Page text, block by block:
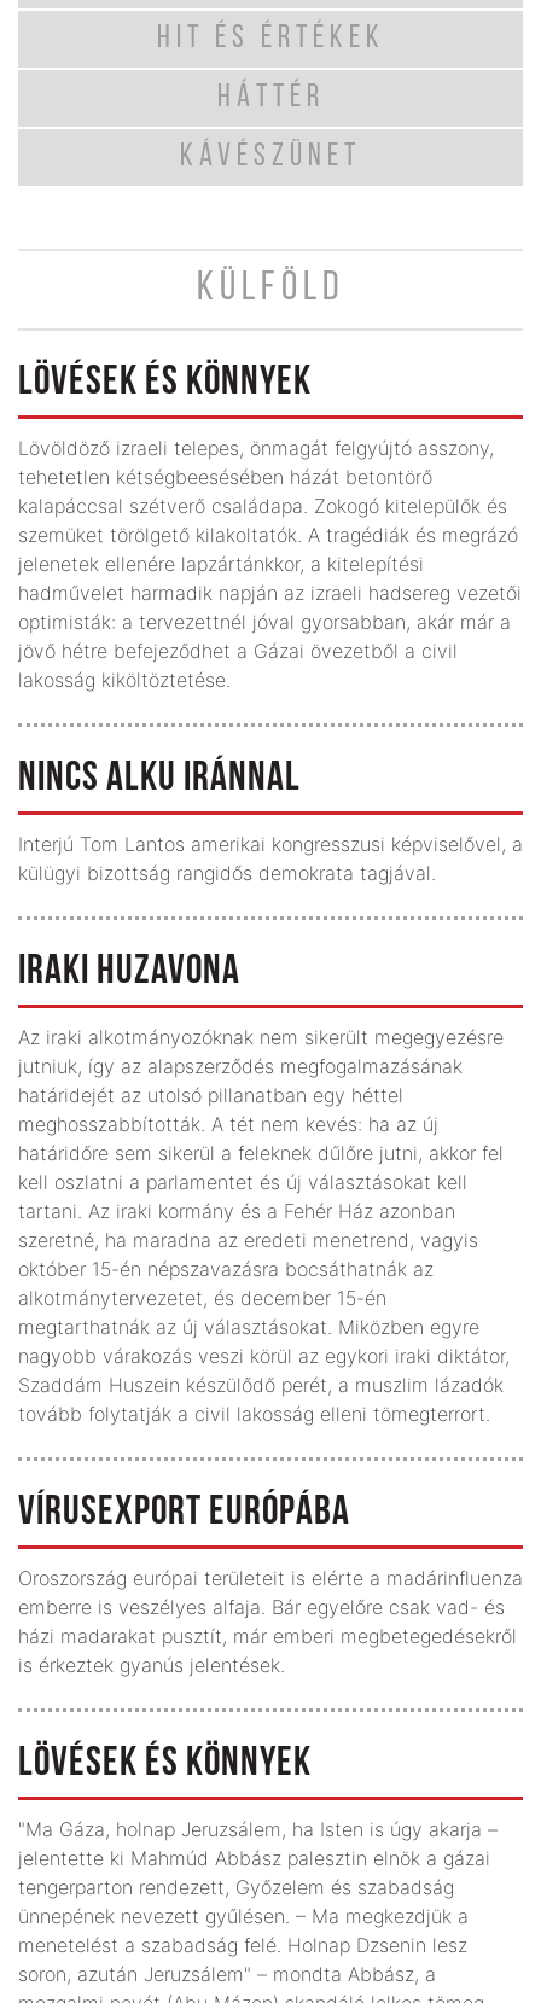
HIT ÉS ÉRTÉKEK
HÁTTÉR
KÁVÉSZÜNET
KÜLFÖLD
LÖVÉSEK ÉS KÖNNYEK
Lövöldöző izraeli telepes, önmagát felgyújtó asszony,
tehetetlen kétségbeesésében házát betontörő
kalapáccsal szétverő családapa. Zokogó kitelepülők és
szemüket törölgető kilakoltatók. A tragédiák és megrázó
jelenetek ellenére lapzártánkkor, a kitelepítési
hadművelet harmadik napján az izraeli hadsereg vezetői
optimisták: a tervezettnél jóval gyorsabban, akár már a
jövő hétre befejeződhet a Gázai övezetből a civil
lakosság kiköltöztetése.
NINCS ALKU IRÁNNAL
Interjú Tom Lantos amerikai kongresszusi képviselővel, a
külügyi bizottság rangidős demokrata tagjával.
IRAKI HUZAVONA
Az iraki alkotmányozóknak nem sikerült megegyezésre
jutniuk, így az alapszerződés megfogalmazásának
határidejét az utolsó pillanatban egy héttel
meghosszabbították. A tét nem kevés: ha az új
határidőre sem sikerül a feleknek dűlőre jutni, akkor fel
kell oszlatni a parlamentet és új választásokat kell
tartani. Az iraki kormány és a Fehér Ház azonban
szeretné, ha maradna az eredeti menetrend, vagyis
október 15-én népszavazásra bocsáthatnák az
alkotmánytervezetet, és december 15-én
megtarthatnák az új választásokat. Miközben egyre
nagyobb várakozás veszi körül az egykori iraki diktátor,
Szaddám Huszein készülődő perét, a muszlim lázadók
tovább folytatják a civil lakosság elleni tömegterrort.
VÍRUSEXPORT EURÓPÁBA
Oroszország európai területeit is elérte a madárinfluenza
emberre is veszélyes alfaja. Bár egyelőre csak vad- és
házi madarakat pusztít, már emberi megbetegedésekről
is érkeztek gyanús jelentések.
LÖVÉSEK ÉS KÖNNYEK
"Ma Gáza, holnap Jeruzsálem, ha Isten is úgy akarja –
jelentette ki Mahmúd Abbász palesztin elnök a gázai
tengerparton rendezett, Győzelem és szabadság
ünnepének nevezett gyűlésen. – Ma megkezdjük a
menetelést a szabadság felé. Holnap Dzsenin lesz
soron, azután Jeruzsálem" – mondta Abbász, a